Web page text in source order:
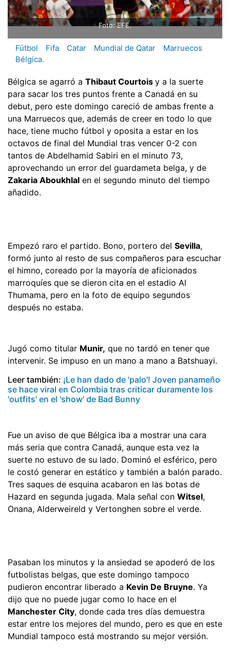
Foto: EFE.
Fútbol Fifa Catar Mundial de Qatar
Marruecos
Bélgica.
Bélgica se agarró a Thibaut Courtois y a la suerte
para sacar los tres puntos frente a Canadá en su
debut, pero este domingo careció de ambas frente a
una Marruecos que, además de creer en todo lo que
hace, tiene mucho fútbol y oposita a estar en los
octavos de final del Mundial tras vencer 0-2 con
tantos de Abdelhamid Sabiri en el minuto 73,
aprovechando un error del guardameta belga, y de
Zakaria Aboukhlal en el segundo minuto del tiempo
añadido.
Empezó raro el partido. Bono, portero del Sevilla,
formó junto al resto de sus compañeros para escuchar
el himno, coreado por la mayoría de aficionados
marroquíes que se dieron cita en el estadio Al
Thumama, pero en la foto de equipo segundos
después no estaba.
Jugó como titular Munir, que no tardó en tener que
intervenir. Se impuso en un mano a mano a Batshuayi.
Leer también: ¡Le han dado de 'palo'! Joven panameño
se hace viral en Colombia tras criticar duramente los
'outfits' en el 'show' de Bad Bunny
Fue un aviso de que Bélgica iba a mostrar una cara
más seria que contra Canadá, aunque esta vez la
suerte no estuvo de su lado. Dominó el esférico, pero
le costó generar en estático y también a balón parado.
Tres saques de esquina acabaron en las botas de
Hazard en segunda jugada. Mala señal con Witsel,
Onana, Alderweireld y Vertonghen sobre el verde.
Pasaban los minutos y la ansiedad se apoderó de los
futbolistas belgas, que este domingo tampoco
pudieron encontrar liberado a Kevin De Bruyne. Ya
dijo que no puede jugar como lo hace en el
Manchester City, donde cada tres días demuestra
estar entre los mejores del mundo, pero es que en este
Mundial tampoco está mostrando su mejor versión.